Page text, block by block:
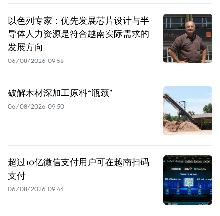
以色列专家：优先发展芯片设计与半
导体人力资源是符合越南实际需求的
发展方向
06/08/2026 09:58
破解木材深加工原料“瓶颈”
06/08/2026 09:50
超过10亿微信支付用户可在越南扫码
支付
06/08/2026 09:44